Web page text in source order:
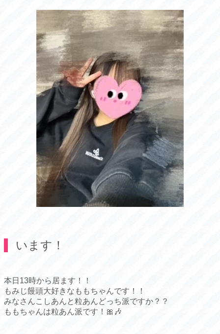
います！
本日13時から居ます！！
もみじ饅頭大好きなももちゃんです！！
みなさんこしあんと粒あんどっち派ですか？？
ももちゃんは粒あん派です！🎀🎶